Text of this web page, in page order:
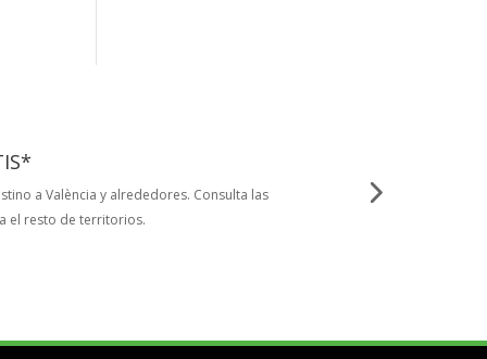
a València y alrededores. Consulta las
el resto de territorios.